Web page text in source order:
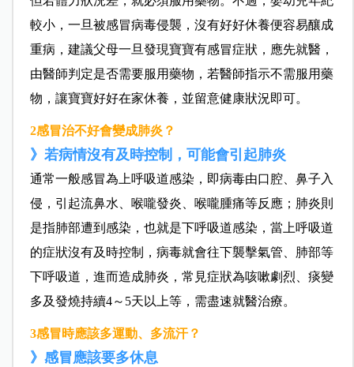
較小，一旦被感冒病毒侵襲，沒有好好休養便容易釀成
重病，建議父母一旦發現寶寶有感冒症狀，應先就醫，
由醫師判定是否需要服用藥物，若醫師指示不需服用藥
物，讓寶寶好好在家休養，並留意健康狀況即可。
2感冒治不好會變成肺炎？
》若病情沒有及時控制，可能會引起肺炎
通常一般感冒為上呼吸道感染，即病毒由口腔、鼻子入
侵，引起流鼻水、喉嚨發炎、喉嚨腫痛等反應；肺炎則
是指肺部遭到感染，也就是下呼吸道感染，當上呼吸道
的症狀沒有及時控制，病毒就會往下襲擊氣管、肺部等
下呼吸道，進而造成肺炎，常見症狀為咳嗽劇烈、痰變
多及發燒持續4～5天以上等，需盡速就醫治療。
3感冒時應該多運動、多流汗？
》感冒應該要多休息